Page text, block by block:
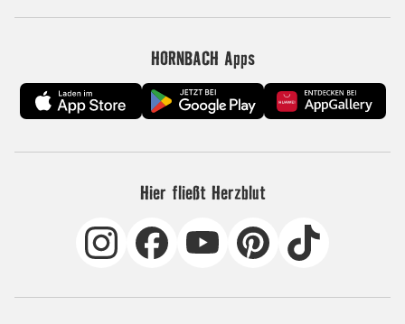
HORNBACH Apps
Hier fließt Herzblut